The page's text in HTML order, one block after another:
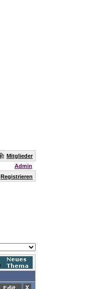
Mitglieder
Admin
Registrieren